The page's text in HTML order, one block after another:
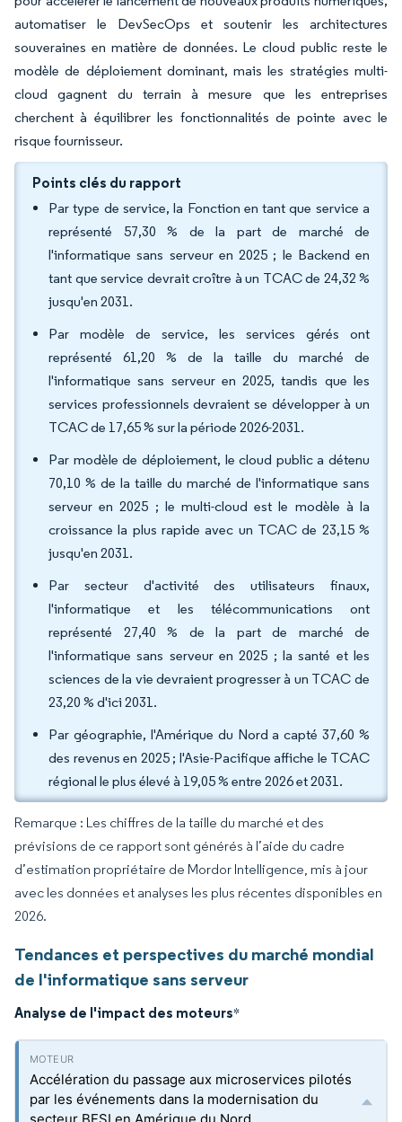
automatiser le DevSecOps et soutenir les architectures
souveraines en matière de données. Le cloud public reste le
modèle de déploiement dominant, mais les stratégies multi-
cloud gagnent du terrain à mesure que les entreprises
cherchent à équilibrer les fonctionnalités de pointe avec le
risque fournisseur.
Points clés du rapport
Par type de service, la Fonction en tant que service a
représenté 57,30 % de la part de marché de
l'informatique sans serveur en 2025 ; le Backend en
tant que service devrait croître à un TCAC de 24,32 %
jusqu'en 2031.
Par modèle de service, les services gérés ont
représenté 61,20 % de la taille du marché de
l'informatique sans serveur en 2025, tandis que les
services professionnels devraient se développer à un
TCAC de 17,65 % sur la période 2026-2031.
Par modèle de déploiement, le cloud public a détenu
70,10 % de la taille du marché de l'informatique sans
serveur en 2025 ; le multi-cloud est le modèle à la
croissance la plus rapide avec un TCAC de 23,15 %
jusqu'en 2031.
Par secteur d'activité des utilisateurs finaux,
l'informatique et les télécommunications ont
représenté 27,40 % de la part de marché de
l'informatique sans serveur en 2025 ; la santé et les
sciences de la vie devraient progresser à un TCAC de
23,20 % d'ici 2031.
Par géographie, l'Amérique du Nord a capté 37,60 %
des revenus en 2025 ; l'Asie-Pacifique affiche le TCAC
régional le plus élevé à 19,05 % entre 2026 et 2031.
Remarque : Les chiffres de la taille du marché et des
prévisions de ce rapport sont générés à l’aide du cadre
d’estimation propriétaire de Mordor Intelligence, mis à jour
avec les données et analyses les plus récentes disponibles en
2026.
Tendances et perspectives du marché mondial
de l'informatique sans serveur
Analyse de l'impact des moteurs*
Accélération du passage aux microservices pilotés
par les événements dans la modernisation du